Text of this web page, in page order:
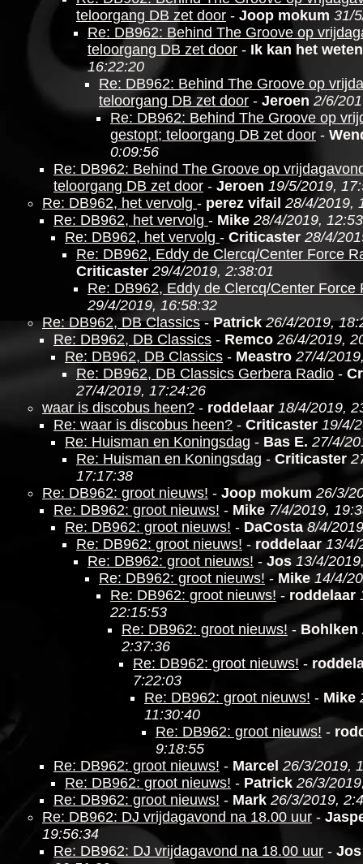
teloorgang DB zet door - Joop mokum 31/
Re: DB962: Behind The Groove op
teloorgang DB zet door - Ik kan het weten
16:22:20
Re: DB962: Behind The Groove op
teloorgang DB zet door - Jeroen 2/6/
Re: DB962: Behind The Groove op
gestopt; teloorgang DB zet door -
0:09:56
Re: DB962: Behind The Groove op
teloorgang DB zet door - Jeroen 19/5/2019,
Re: DB962, het vervolg - perez vifail 28/4/2019,
Re: DB962, het vervolg - Mike 28/4/2019,
Re: DB962, het vervolg - Criticaster 28/4/
Re: DB962, Eddy de Clercq/Center Force
Criticaster 29/4/2019, 2:38:01
Re: DB962, Eddy de Clercq/Center Force
29/4/2019, 16:58:32
Re: DB962, DB Classics-Patrick 26/4/2019,
Re: DB962, DB Classics - Remco 26/4/2019,
Re: DB962, DB Classics - Meastro 27/4/
Re: DB962, DB Classics Gerbera Radio -
27/4/2019, 17:24:26
waar is discobus heen? - roddelaar 18/4/2019,
Re: waar is discobus heen? - Criticaster 19/4/
Re: Huisman en Koningsdag - Bas E. 27/4/
Re: Huisman en Koningsdag - Criticaster
17:17:38
Re: DB962: groot nieuws! - Joop mokum 26/3/
Re: DB962: groot nieuws! - Mike 7/4/2019,
Re: DB962: groot nieuws! - DaCosta 8/4/
Re: DB962: groot nieuws! - roddelaar 13/4/
Re: DB962: groot nieuws! - Jos 13/4/
Re: DB962: groot nieuws! - Mike 14/4/
Re: DB962: groot nieuws! - roddelaar
22:15:53
Re: DB962: groot nieuws! - Bohlken
2:37:36
Re: DB962: groot nieuws! -
7:22:03
Re: DB962: groot nieuws! - Mike
11:30:40
Re: DB962: groot nieuws! -
9:18:55
Re: DB962: groot nieuws! - Marcel 26/3/2019,
Re: DB962: groot nieuws! - Patrick 26/3/
Re: DB962: groot nieuws! - Mark 26/3/2019,
Re: DB962: DJ vrijdagavond na 18.00 uur -
19:56:34
Re: DB962: DJ vrijdagavond na 18.00 uur - Jos